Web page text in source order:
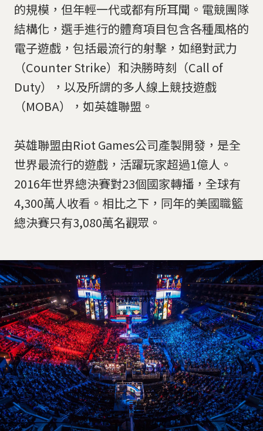
的規模，但年輕一代或都有所耳聞。電競團隊
結構化，選手進行的體育項目包含各種風格的
電子遊戲，包括最流行的射擊，如絕對武力
（Counter Strike）和決勝時刻（Call of
Duty），以及所謂的多人線上競技遊戲
（MOBA），如英雄聯盟。
英雄聯盟由Riot Games公司產製開發，是全
世界最流行的遊戲，活躍玩家超過1億人。
2016年世界總決賽對23個國家轉播，全球有
4,300萬人收看。相比之下，同年的美國職籃
總決賽只有3,080萬名觀眾。